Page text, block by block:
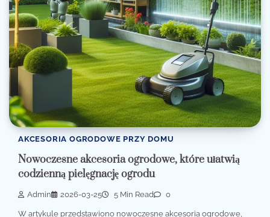
AKCESORIA OGRODOWE PRZY DOMU
Nowoczesne akcesoria ogrodowe, które ułatwią
codzienną pielęgnację ogrodu
Admin 2026-03-25 5 Min Read 0
W artykule przedstawiono nowoczesne akcesoria ogrodowe,